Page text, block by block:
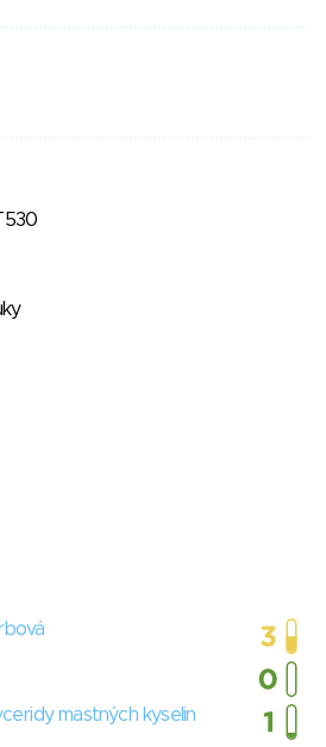
mastných kyselin